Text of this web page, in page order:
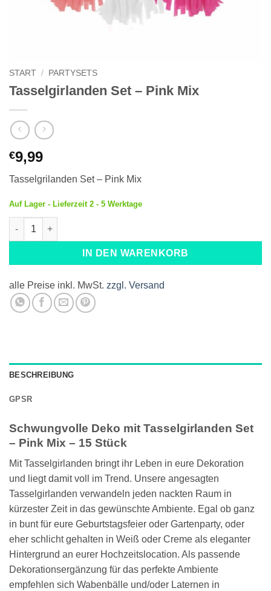
START / PARTYSETS
Tasselgirlanden Set – Pink Mix
€9,99
Tasselgrilanden Set – Pink Mix
Auf Lager - Lieferzeit 2 - 5 Werktage
Tasselgirlanden Set - Pink Mix Menge
IN DEN WARENKORB
alle Preise inkl. MwSt. zzgl. Versand
BESCHREIBUNG
GPSR
Schwungvolle Deko mit Tasselgirlanden Set
– Pink Mix – 15 Stück
Mit Tasselgirlanden bringt ihr Leben in eure Dekoration
und liegt damit voll im Trend. Unsere angesagten
Tasselgirlanden verwandeln jeden nackten Raum in
kürzester Zeit in das gewünschte Ambiente. Egal ob ganz
in bunt für eure Geburtstagsfeier oder Gartenparty, oder
eher schlicht gehalten in Weiß oder Creme als eleganter
Hintergrund an eurer Hochzeitslocation. Als passende
Dekorationsergänzung für das perfekte Ambiente
empfehlen sich Wabenbälle und/oder Laternen in